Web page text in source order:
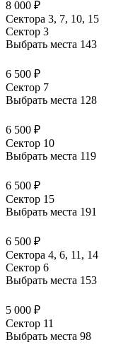
8 000 ₽
Сектора 3, 7, 10, 15
Сектор 3
Выбрать места 143
6 500 ₽
Сектор 7
Выбрать места 128
6 500 ₽
Сектор 10
Выбрать места 119
6 500 ₽
Сектор 15
Выбрать места 191
6 500 ₽
Сектора 4, 6, 11, 14
Сектор 6
Выбрать места 153
5 000 ₽
Сектор 11
Выбрать места 98